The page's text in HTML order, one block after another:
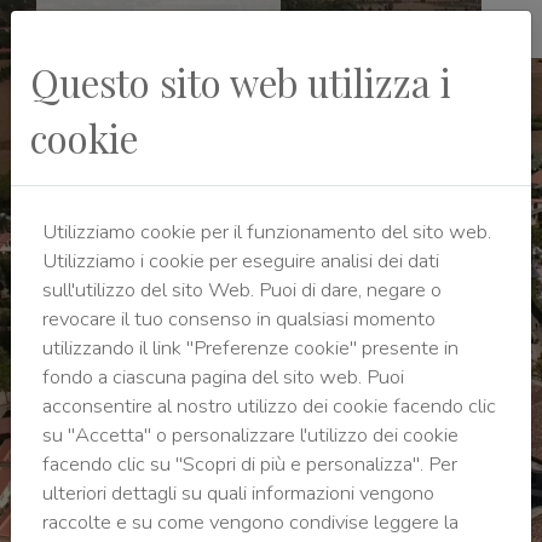
Marina di Cecina
Questo sito web utilizza i
cookie
Utilizziamo cookie per il funzionamento del sito web.
Utilizziamo i cookie per eseguire analisi dei dati
sull'utilizzo del sito Web. Puoi di dare, negare o
revocare il tuo consenso in qualsiasi momento
utilizzando il link "Preferenze cookie" presente in
fondo a ciascuna pagina del sito web. Puoi
acconsentire al nostro utilizzo dei cookie facendo clic
su "Accetta" o personalizzare l'utilizzo dei cookie
facendo clic su "Scopri di più e personalizza". Per
ulteriori dettagli su quali informazioni vengono
raccolte e su come vengono condivise leggere la